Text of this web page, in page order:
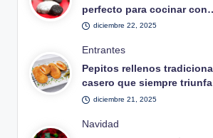
perfecto para cocinar
diciembre 22, 2025
Publicado
en
Entrantes
Pepitos rellenos
casero que siempre triunfa
diciembre 21, 2025
Publicado
Navidad